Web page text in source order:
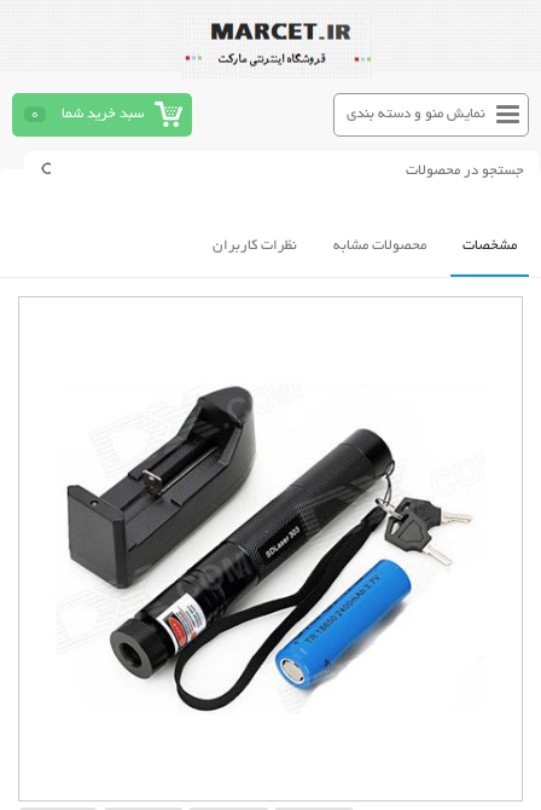
سبد خرید شما 0 نمایش منو و دسته بندی
مشخصات محصولات مشابه نظرات کاربران